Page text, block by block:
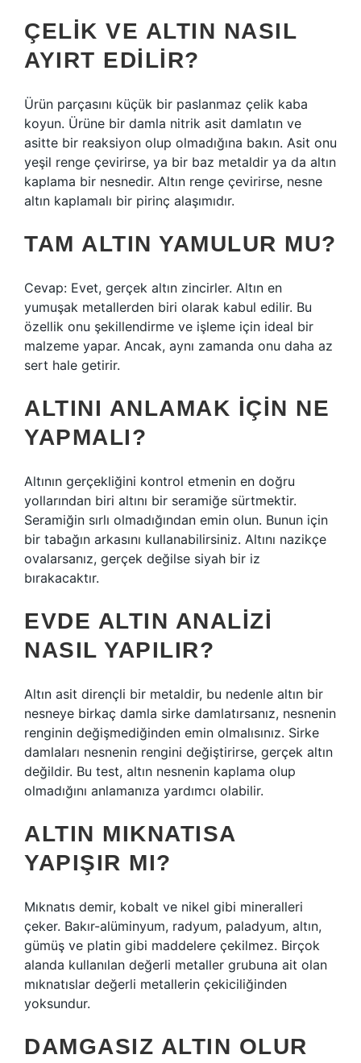
ÇELIK VE ALTIN NASIL
AYIRT EDILIR?
Ürün parçasını küçük bir paslanmaz çelik kaba
koyun. Ürüne bir damla nitrik asit damlatın ve
asitte bir reaksiyon olup olmadığına bakın. Asit onu
yeşil renge çevirirse, ya bir baz metaldir ya da altın
kaplama bir nesnedir. Altın renge çevirirse, nesne
altın kaplamalı bir pirinç alaşımıdır.
TAM ALTIN YAMULUR MU?
Cevap: Evet, gerçek altın zincirler. Altın en
yumuşak metallerden biri olarak kabul edilir. Bu
özellik onu şekillendirme ve işleme için ideal bir
malzeme yapar. Ancak, aynı zamanda onu daha az
sert hale getirir.
ALTINI ANLAMAK IÇIN NE
YAPMALI?
Altının gerçekliğini kontrol etmenin en doğru
yollarından biri altını bir seramiğe sürtmektir.
Seramiğin sırlı olmadığından emin olun. Bunun için
bir tabağın arkasını kullanabilirsiniz. Altını nazikçe
ovalarsanız, gerçek değilse siyah bir iz
bırakacaktır.
EVDE ALTIN ANALIZI
NASIL YAPILIR?
Altın asit dirençli bir metaldir, bu nedenle altın bir
nesneye birkaç damla sirke damlatırsanız, nesnenin
renginin değişmediğinden emin olmalısınız. Sirke
damlaları nesnenin rengini değiştirirse, gerçek altın
değildir. Bu test, altın nesnenin kaplama olup
olmadığını anlamanıza yardımcı olabilir.
ALTIN MIKNATISA
YAPIŞIR MI?
Mıknatıs demir, kobalt ve nikel gibi mineralleri
çeker. Bakır-alüminyum, radyum, paladyum, altın,
gümüş ve platin gibi maddelere çekilmez. Birçok
alanda kullanılan değerli metaller grubuna ait olan
mıknatıslar değerli metallerin çekiciliğinden
yoksundur.
DAMGASIZ ALTIN OLUR